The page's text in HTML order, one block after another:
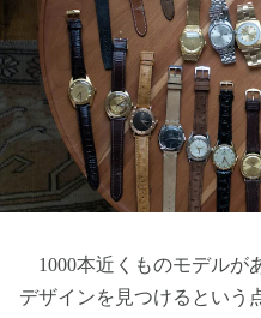
1000本近くものモデルが
デザインを見つけるという